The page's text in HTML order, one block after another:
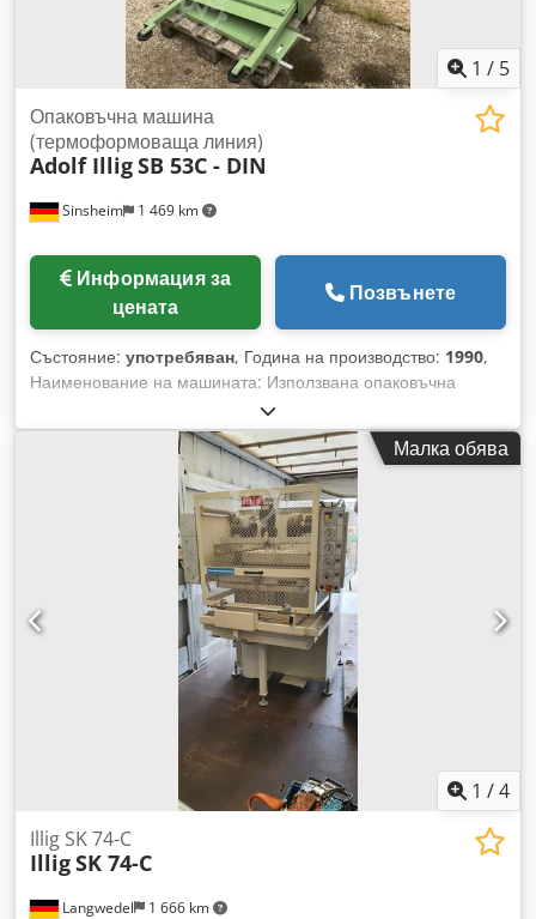
1 / 5
Sinsheim 1 469 km
Опаковъчна машина
(термоформоваща линия)
Adolf IlligSB 53C - DIN
Информация за
цената
Позвънете
Състояние: употребяван, Година на производство: 1990,
Наименование на машината: Използвана опаковъчна
машина (термоформоващ автомат) Производител: Adolf
Illig Модел: SB 53C - DIN Cjdpfx Amexm Sa Hobsha Година
на производство: 1990 Задвижващ мотор: 1,24 kW Размери:
Д 1.600 x Ш 1.135 x В 2.710 мм Тегло (нето): 500 кг
Техническа документация: Да Бележка: Отоплителна
мощност: 4,5 kW (15 керамични инфрачервени
нагревателя) Вакуумна система: максимално вакуумно
налягане 0,95 kp/cm2 Формати: площ на формоване:
405×500 мм, размер на картона: 400×495 мм, ширина на
фолиото: 445 мм, положителна дълбочина на изтегляне:
150 мм, отрицателна дълбочина на изтегляне: 150 мм,
височина на опаковката: 150 мм, макс. диаметър на ролка
фолио (блистер): 400 мм, макс. диаметър на ролка фолио
(skin): 350 мм, вътрешен диаметър на ролката: 70 мм
Състояние: Употребяван Цена: По запитване
Малка обява
1 /4
Langwedel 1 666 km
Illig SK 74-C
IlligSK 74-C